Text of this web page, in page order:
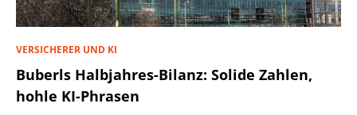
VERSICHERER UND KI
Buberls Halbjahres-Bilanz: Solide Zahlen,
hohle KI-Phrasen